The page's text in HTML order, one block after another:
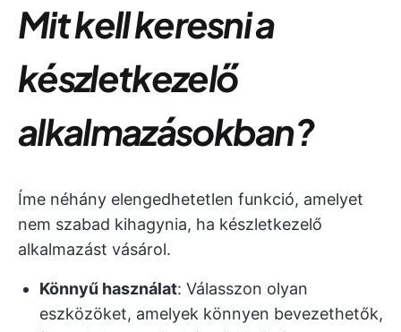
Mit kell keresni a
készletkezelő
alkalmazásokban?
Íme néhány elengedhetetlen funkció, amelyet
nem szabad kihagynia, ha készletkezelő
alkalmazást vásárol.
Könnyű használat: Válasszon olyan
eszközöket, amelyek könnyen bevezethetők,